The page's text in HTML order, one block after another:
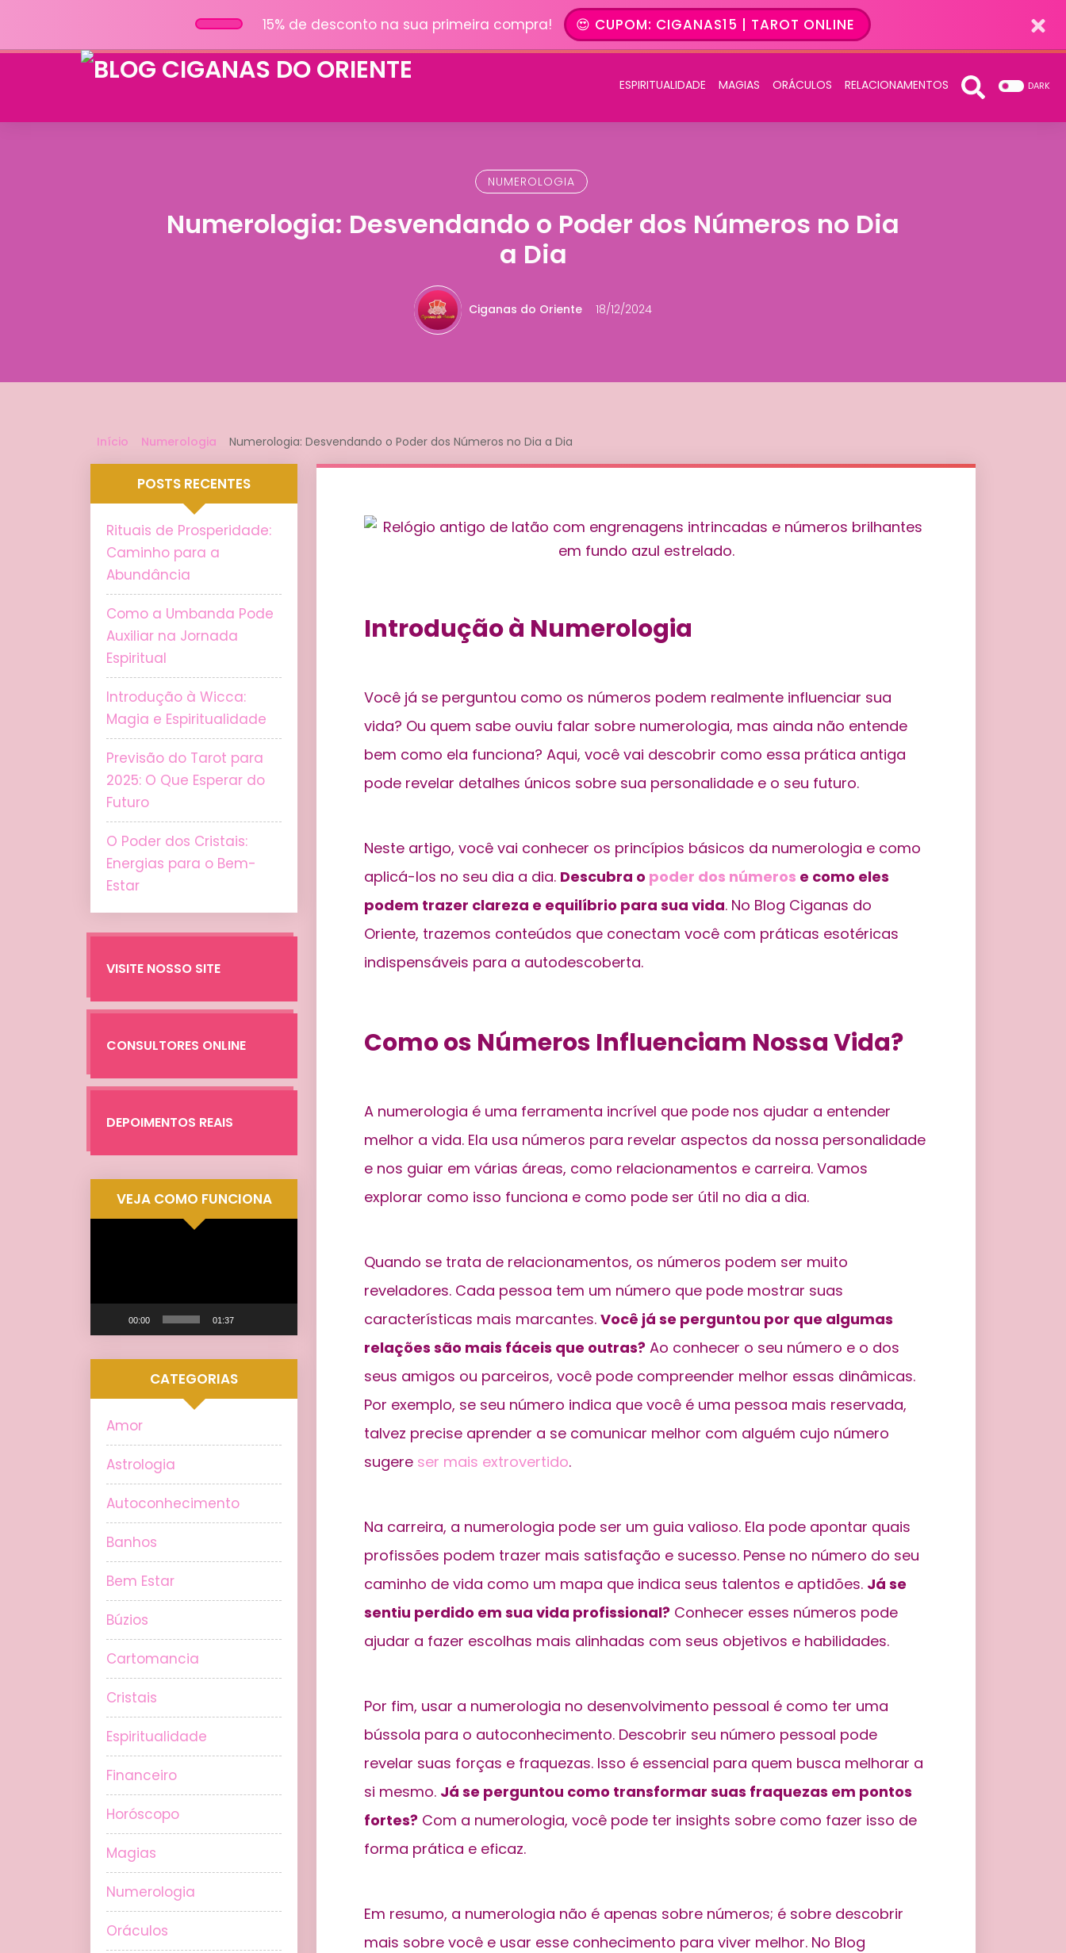
15% de desconto na sua primeira compra! 😍 CUPOM: CIGANAS15 | TAROT ONLINE
ESPIRITUALIDADE MAGIAS ORÁCULOS RELACIONAMENTOS DARK
NUMEROLOGIA
Numerologia: Desvendando o Poder dos Números no Dia
a Dia
Ciganas do Oriente 18/12/2024
Início Numerologia Numerologia: Desvendando o Poder dos Números no Dia a Dia
Introdução à Numerologia
Você já se perguntou como os números podem realmente influenciar sua
vida? Ou quem sabe ouviu falar sobre numerologia, mas ainda não entende
bem como ela funciona? Aqui, você vai descobrir como essa prática antiga
pode revelar detalhes únicos sobre sua personalidade e o seu futuro.
Neste artigo, você vai conhecer os princípios básicos da numerologia e como
aplicá-los no seu dia a dia. Descubra o poder dos números e como eles
podem trazer clareza e equilíbrio para sua vida. No Blog Ciganas do
Oriente, trazemos conteúdos que conectam você com práticas esotéricas
indispensáveis para a autodescoberta.
Como os Números Influenciam Nossa Vida?
A numerologia é uma ferramenta incrível que pode nos ajudar a entender
melhor a vida. Ela usa números para revelar aspectos da nossa personalidade
e nos guiar em várias áreas, como relacionamentos e carreira. Vamos
explorar como isso funciona e como pode ser útil no dia a dia.
Quando se trata de relacionamentos, os números podem ser muito
reveladores. Cada pessoa tem um número que pode mostrar suas
características mais marcantes. Você já se perguntou por que algumas
relações são mais fáceis que outras? Ao conhecer o seu número e o dos
seus amigos ou parceiros, você pode compreender melhor essas dinâmicas.
Por exemplo, se seu número indica que você é uma pessoa mais reservada,
talvez precise aprender a se comunicar melhor com alguém cujo número
sugere ser mais extrovertido.
Na carreira, a numerologia pode ser um guia valioso. Ela pode apontar quais
profissões podem trazer mais satisfação e sucesso. Pense no número do seu
caminho de vida como um mapa que indica seus talentos e aptidões. Já se
sentiu perdido em sua vida profissional? Conhecer esses números pode
ajudar a fazer escolhas mais alinhadas com seus objetivos e habilidades.
Por fim, usar a numerologia no desenvolvimento pessoal é como ter uma
bússola para o autoconhecimento. Descobrir seu número pessoal pode
revelar suas forças e fraquezas. Isso é essencial para quem busca melhorar a
si mesmo. Já se perguntou como transformar suas fraquezas em pontos
fortes? Com a numerologia, você pode ter insights sobre como fazer isso de
forma prática e eficaz.
Em resumo, a numerologia não é apenas sobre números; é sobre descobrir
mais sobre você e usar esse conhecimento para viver melhor. No Blog
POSTS RECENTES
Rituais de Prosperidade:
Caminho para a
Abundância
Como a Umbanda Pode
Auxiliar na Jornada
Espiritual
Introdução à Wicca:
Magia e Espiritualidade
Previsão do Tarot para
2025: O Que Esperar do
Futuro
O Poder dos Cristais:
Energias para o Bem-
Estar
VISITE NOSSO SITE
CONSULTORES ONLINE
DEPOIMENTOS REAIS
VEJA COMO FUNCIONA
00:00 01:37
CATEGORIAS
Amor
Astrologia
Autoconhecimento
Banhos
Bem Estar
Búzios
Cartomancia
Cristais
Espiritualidade
Financeiro
Horóscopo
Magias
Numerologia
Oráculos